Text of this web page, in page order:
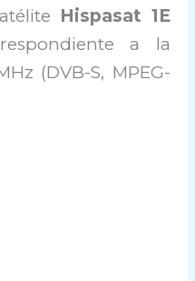
Hispasat 1E
a la
(DVB-S, MPEG-